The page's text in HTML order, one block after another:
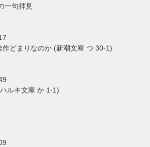
一句拝見
作どまりなのか (新潮文庫 つ 30-1)
ルキ文庫 か 1-1)